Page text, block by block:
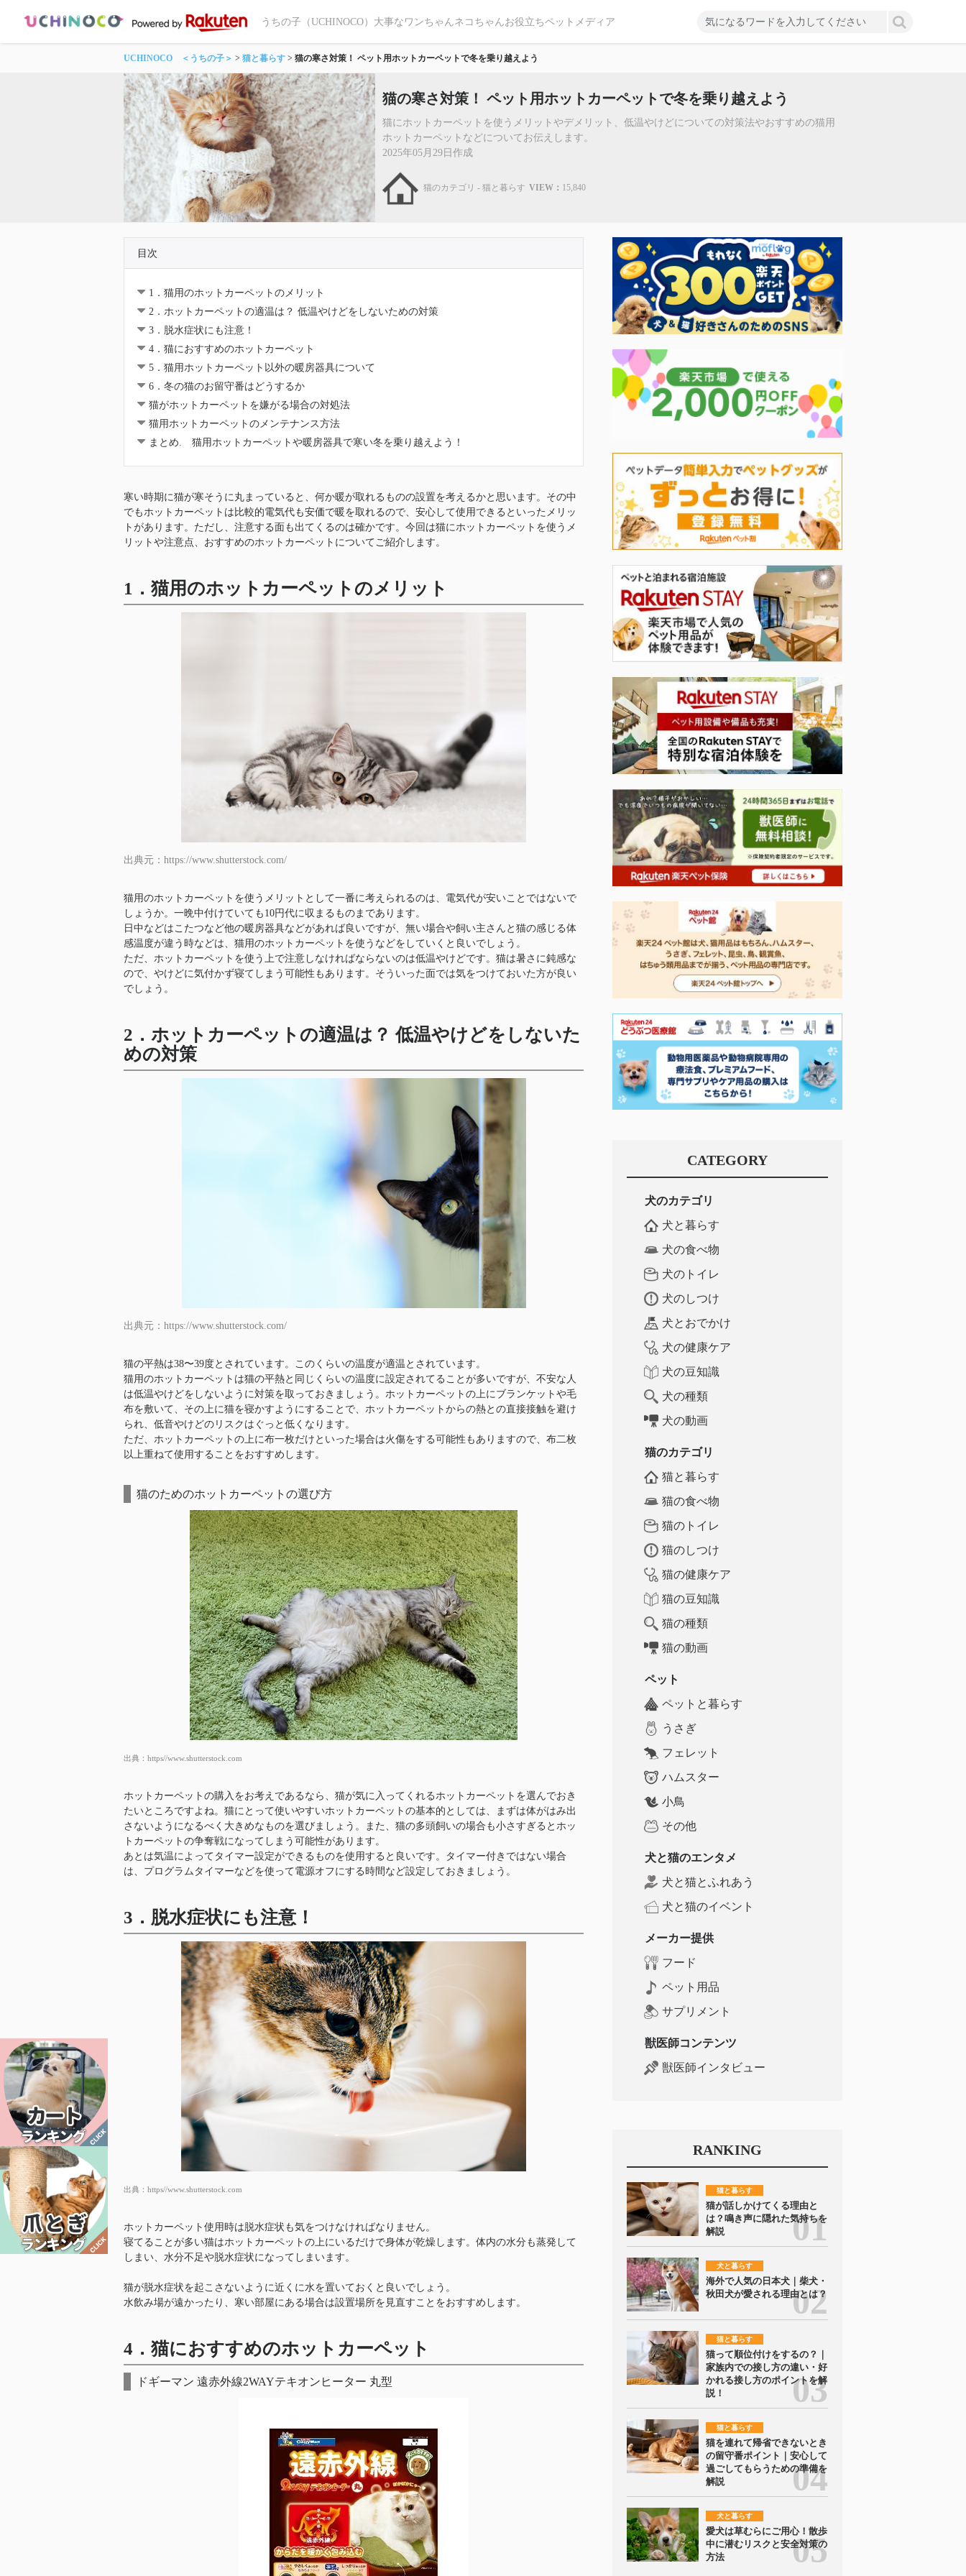
うちの子（UCHINOCO）大事なワンちゃんネコちゃんお役立ちペットメディア
UCHINOCO ＜うちの子＞ 猫と暮らす 猫の寒さ対策！ ペット用ホットカーペットで冬を乗り越えよう
猫の寒さ対策！ ペット用ホットカーペットで冬を乗り越えよう
猫にホットカーペットを使うメリットやデメリット、低温やけどについての対策法やおすすめの猫用
ホットカーペットなどについてお伝えします。
2025年05月29日作成
猫のカテゴリ - 猫と暮らす VIEW： 15,840
目次
1．猫用のホットカーペットのメリット
2．ホットカーペットの適温は？ 低温やけどをしないための対策
3．脱水症状にも注意！
4．猫におすすめのホットカーペット
5．猫用ホットカーペット以外の暖房器具について
6．冬の猫のお留守番はどうするか
猫がホットカーペットを嫌がる場合の対処法
猫用ホットカーペットのメンテナンス方法
まとめ. 猫用ホットカーペットや暖房器具で寒い冬を乗り越えよう！
寒い時期に猫が寒そうに丸まっていると、何か暖が取れるものの設置を考えるかと思います。その中
でもホットカーペットは比較的電気代も安価で暖を取れるので、安心して使用できるといったメリッ
トがあります。ただし、注意する面も出てくるのは確かです。今回は猫にホットカーペットを使うメ
リットや注意点、おすすめのホットカーペットについてご紹介します。
1．猫用のホットカーペットのメリット
出典元：https://www.shutterstock.com/
猫用のホットカーペットを使うメリットとして一番に考えられるのは、電気代が安いことではないで
しょうか。一晩中付けていても10円代に収まるものまであります。
日中などはこたつなど他の暖房器具などがあれば良いですが、無い場合や飼い主さんと猫の感じる体
感温度が違う時などは、猫用のホットカーペットを使うなどをしていくと良いでしょう。
ただ、ホットカーペットを使う上で注意しなければならないのは低温やけどです。猫は暑さに鈍感な
ので、やけどに気付かず寝てしまう可能性もあります。そういった面では気をつけておいた方が良い
でしょう。
2．ホットカーペットの適温は？ 低温やけどをしないた
めの対策
出典元：https://www.shutterstock.com/
猫の平熱は38〜39度とされています。このくらいの温度が適温とされています。
猫用のホットカーペットは猫の平熱と同じくらいの温度に設定されてることが多いですが、不安な人
は低温やけどをしないように対策を取っておきましょう。ホットカーペットの上にブランケットや毛
布を敷いて、その上に猫を寝かすようにすることで、ホットカーペットからの熱との直接接触を避け
られ、低音やけどのリスクはぐっと低くなります。
ただ、ホットカーペットの上に布一枚だけといった場合は火傷をする可能性もありますので、布二枚
以上重ねて使用することをおすすめします。
猫のためのホットカーペットの選び方
出典： https//www.shutterstock.com
ホットカーペットの購入をお考えであるなら、猫が気に入ってくれるホットカーペットを選んでおき
たいところですよね。猫にとって使いやすいホットカーペットの基本的としては、まずは体がはみ出
さないようになるべく大きめなものを選びましょう。また、猫の多頭飼いの場合も小さすぎるとホッ
トカーペットの争奪戦になってしまう可能性があります。
あとは気温によってタイマー設定ができるものを使用すると良いです。タイマー付きではない場合
は、プログラムタイマーなどを使って電源オフにする時間など設定しておきましょう。
3．脱水症状にも注意！
出典： https//www.shutterstock.com
ホットカーペット使用時は脱水症状も気をつけなければなりません。
寝てることが多い猫はホットカーペットの上にいるだけで身体が乾燥します。体内の水分も蒸発して
しまい、水分不足や脱水症状になってしまいます。
猫が脱水症状を起こさないように近くに水を置いておくと良いでしょう。
水飲み場が遠かったり、寒い部屋にある場合は設置場所を見直すことをおすすめします。
4．猫におすすめのホットカーペット
ドギーマン 遠赤外線2WAYテキオンヒーター 丸型
CATEGORY
犬のカテゴリ
犬と暮らす
犬の食べ物
犬のトイレ
犬のしつけ
犬とおでかけ
犬の健康ケア
犬の豆知識
犬の種類
犬の動画
猫のカテゴリ
猫と暮らす
猫の食べ物
猫のトイレ
猫のしつけ
猫の健康ケア
猫の豆知識
猫の種類
猫の動画
ペット
ペットと暮らす
うさぎ
フェレット
ハムスター
小鳥
その他
犬と猫のエンタメ
犬と猫とふれあう
犬と猫のイベント
メーカー提供
フード
ペット用品
サプリメント
獣医師コンテンツ
獣医師インタビュー
RANKING
猫と暮らす
猫が話しかけてくる理由と
は？鳴き声に隠れた気持ちを
解説
犬と暮らす
海外で人気の日本犬｜柴犬・
秋田犬が愛される理由とは？
猫と暮らす
猫って順位付けをするの？｜
家族内での接し方の違い・好
かれる接し方のポイントを解
説！
猫と暮らす
猫を連れて帰省できないとき
の留守番ポイント｜安心して
過ごしてもらうための準備を
解説
犬と暮らす
愛犬は草むらにご用心！散歩
中に潜むリスクと安全対策の
方法